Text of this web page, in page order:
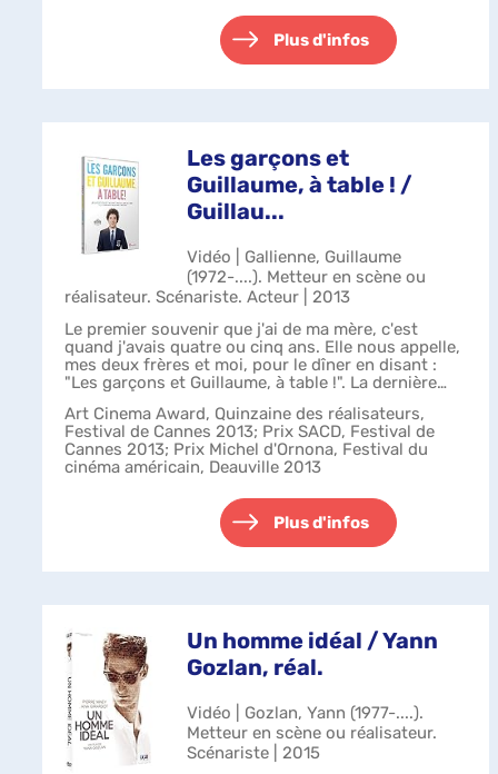
Plus d'infos
Les garçons et
Guillaume, à table ! /
Guillau...
Vidéo | Gallienne, Guillaume
(1972-....). Metteur en scène ou
réalisateur. Scénariste. Acteur | 2013
Le premier souvenir que j'ai de ma mère, c'est
quand j'avais quatre ou cinq ans. Elle nous appelle,
mes deux frères et moi, pour le dîner en disant :
"Les garçons et Guillaume, à table !". La dernière
Art Cinema Award, Quinzaine des réalisateurs,
Festival de Cannes 2013; Prix SACD, Festival de
Cannes 2013; Prix Michel d'Ornona, Festival du
cinéma américain, Deauville 2013
Plus d'infos
Un homme idéal / Yann
Gozlan, réal.
Vidéo | Gozlan, Yann (1977-....).
Metteur en scène ou réalisateur.
Scénariste | 2015